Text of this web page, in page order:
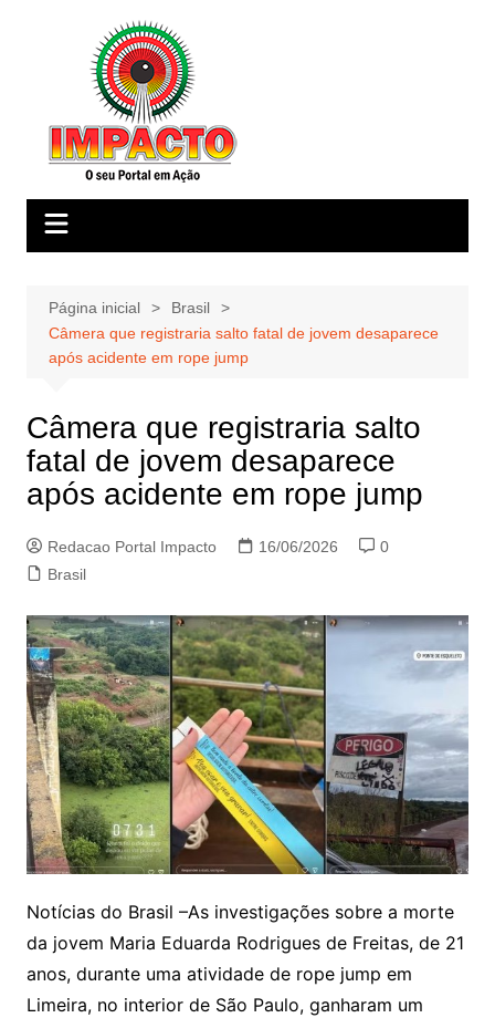
Página inicial
Brasil
Câmera que registraria salto fatal de jovem desaparece
após acidente em rope jump
Câmera que registraria salto
fatal de jovem desaparece
após acidente em rope jump
Redacao Portal Impacto 16/06/2026
0
Brasil
Notícias do Brasil –As investigações sobre a morte
da jovem Maria Eduarda Rodrigues de Freitas, de 21
anos, durante uma atividade de rope jump em
Limeira, no interior de São Paulo, ganharam um